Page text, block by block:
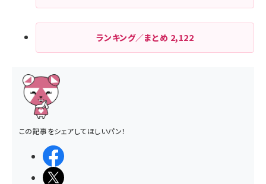
ランキング／まとめ 2,122
この記事をシェアしてほしいパン！